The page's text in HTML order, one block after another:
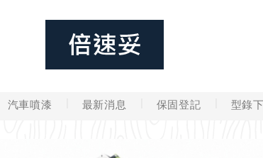
汽車噴漆 最新消息 保固登記 型錄